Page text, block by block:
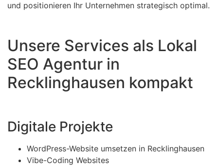
und positionieren Ihr Unternehmen strategisch optimal.
Unsere Services als Lokal
SEO Agentur in
Recklinghausen kompakt
Digitale Projekte
WordPress-Website umsetzen in Recklinghausen
Vibe-Coding Websites